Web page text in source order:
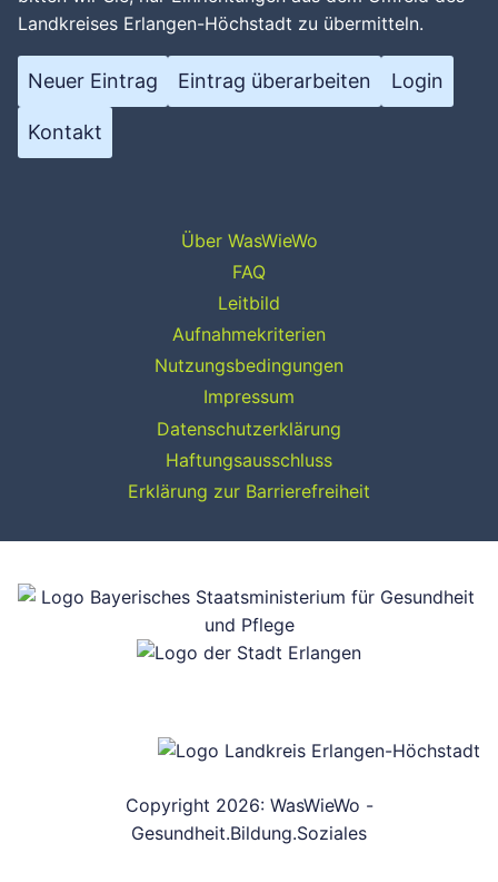
Landkreises Erlangen-Höchstadt zu übermitteln.
Neuer Eintrag Eintrag überarbeiten Login
Kontakt
Über WasWieWo
FAQ
Leitbild
Aufnahmekriterien
Nutzungsbedingungen
Impressum
Datenschutzerklärung
Haftungsausschluss
Erklärung zur Barrierefreiheit
Copyright 2026: WasWieWo -
Gesundheit.Bildung.Soziales